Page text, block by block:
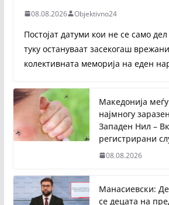
08.08.2026 Objektivno24
Постојат датуми кои не се само
туку остануваат засекогаш
колективната меморија на еден
Македонија
најмногу
Западен Нил –
регистрирани
08.08.2026
Манасиевски:
се децата на